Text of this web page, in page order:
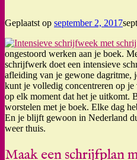
Geplaatst op september 2, 2017
ongestoord werken aan je boek.
schrijfwerk doet een intensieve
afleiding van je gewone dagritme,
kunt je volledig concentreren op
op elk moment dat het je uitkomt.
worstelen met je boek. Elke dag
En je blijft gewoon in Nederland
weer thuis.
Maak een schrijfplan